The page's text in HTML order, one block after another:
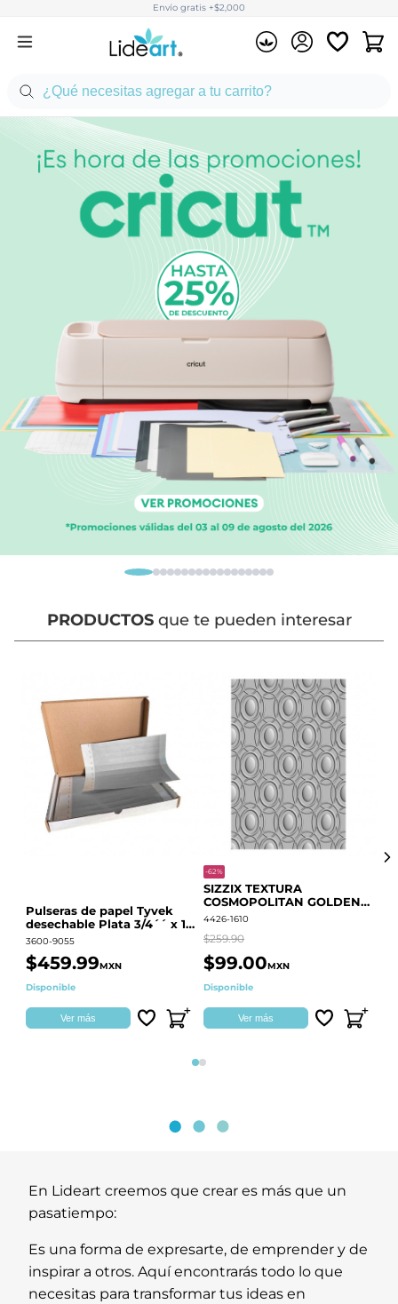
Envío gratis +$2,000
PRODUCTOSque te pueden interesar
Pulseras de papel Tyvek
desechable Plata 3/4´´ x 10
´´
3600-9055
$459.99MXN
Disponible
Ver más
-62%
SIZZIX TEXTURA
COSMOPOLITAN GOLDEN
RINGS S.PARK 666700
4426-1610
$259.90
$99.00MXN
Disponible
Ver más
Página 1
Página 2
En Lideart creemos que crear es más que un
pasatiempo:
Es una forma de expresarte, de emprender y de
inspirar a otros. Aquí encontrarás todo lo que
necesitas para transformar tus ideas en